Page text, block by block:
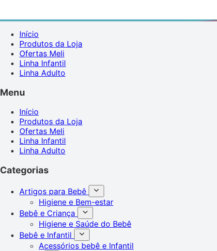
Início
Produtos da Loja
Ofertas Meli
Linha Infantil
Linha Adulto
Menu
Início
Produtos da Loja
Ofertas Meli
Linha Infantil
Linha Adulto
Categorias
Artigos para Bebê
Higiene e Bem-estar
Bebê e Criança
Higiene e Saúde do Bebê
Bebê e Infantil
Acessórios bebê e Infantil